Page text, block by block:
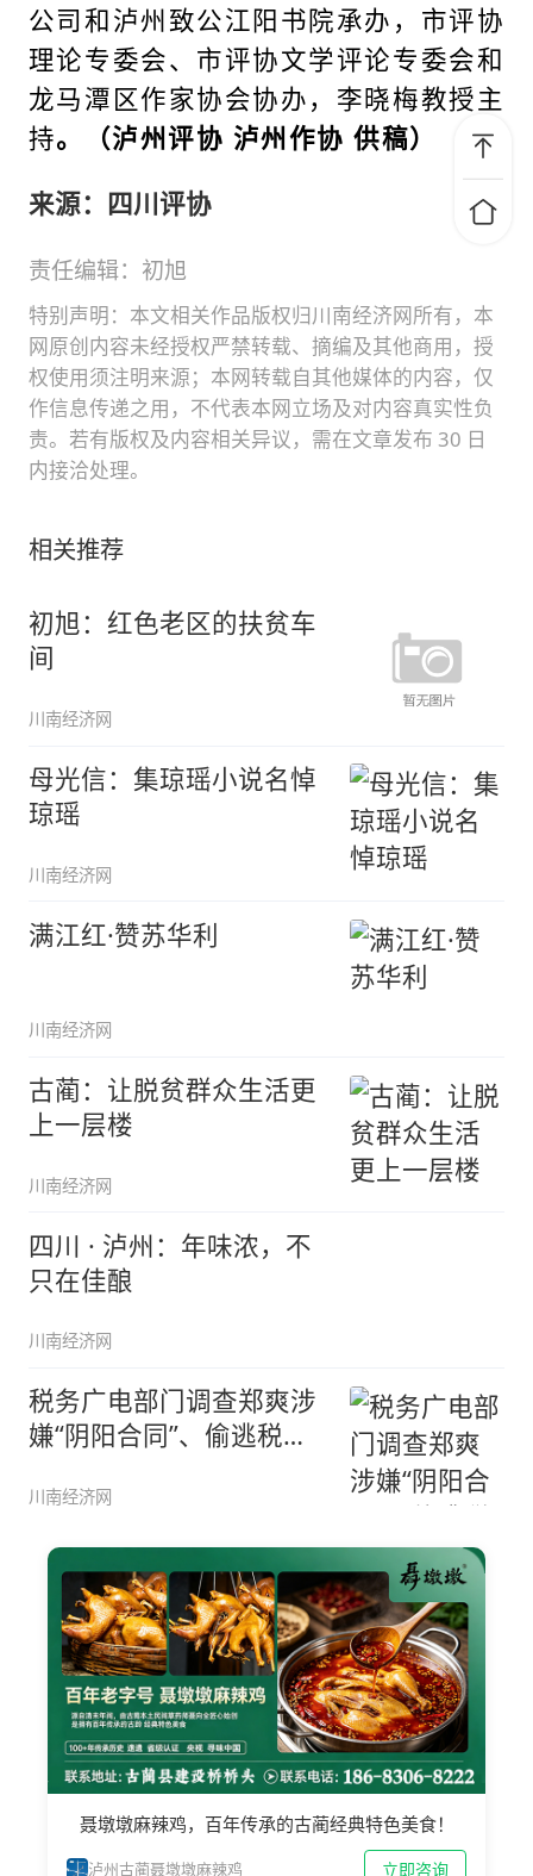
公司和泸州致公江阳书院承办，市评协
理论专委会、市评协文学评论专委会和
龙马潭区作家协会协办，李晓梅教授主
持。（泸州评协 泸州作协 供稿）
来源：四川评协
责任编辑：初旭
特别声明：本文相关作品版权归川南经济网所有，本
网原创内容未经授权严禁转载、摘编及其他商用，授
权使用须注明来源；本网转载自其他媒体的内容，仅
作信息传递之用，不代表本网立场及对内容真实性负
责。若有版权及内容相关异议，需在文章发布 30 日
内接洽处理。
相关推荐
初旭：红色老区的扶贫车
间
川南经济网
母光信：集琼瑶小说名悼
琼瑶
川南经济网
满江红·赞苏华利
川南经济网
古蔺：让脱贫群众生活更
上一层楼
川南经济网
四川 · 泸州：年味浓，不
只在佳酿
川南经济网
税务广电部门调查郑爽涉
嫌“阴阳合同”、偷逃税等
川南经济网
聂墩墩麻辣鸡，百年传承的古蔺经典特色美食！
泸州古蔺聂墩墩麻辣鸡 立即咨询